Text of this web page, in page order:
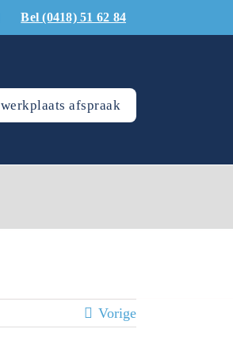
Bel (0418) 51 62 84
werkplaats afspraak
Vorige